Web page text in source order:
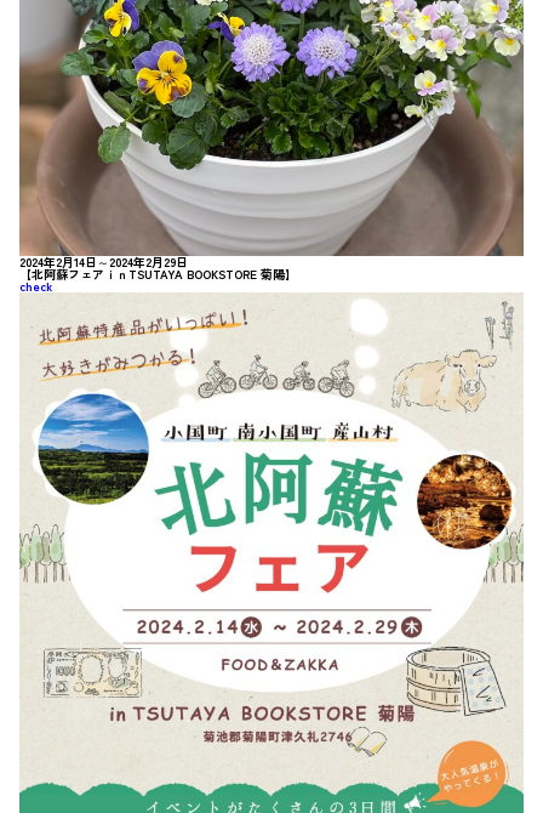
2024年2月14日～2024年2月29日
【北阿蘇フェアｉｎTSUTAYA BOOKSTORE 菊陽】
check